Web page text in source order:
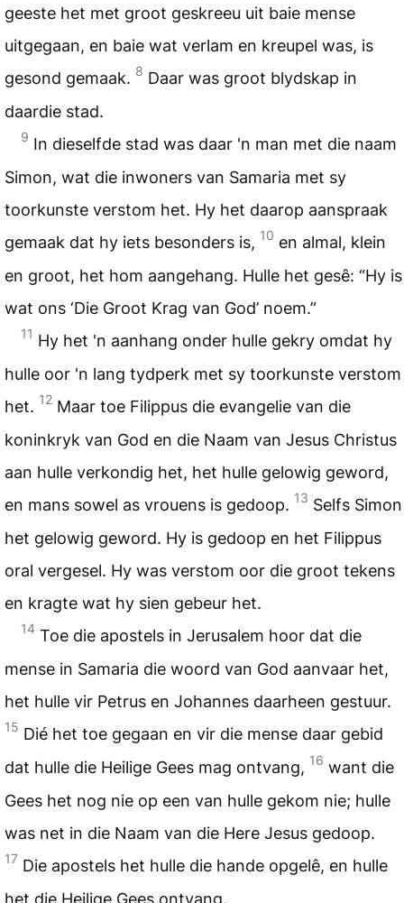
geeste het met groot geskreeu uit baie mense
uitgegaan, en baie wat verlam en kreupel was, is
gesond gemaak. 8 Daar was groot blydskap in
daardie stad.
9 In dieselfde stad was daar 'n man met die naam
Simon, wat die inwoners van Samaria met sy
toorkunste verstom het. Hy het daarop aanspraak
gemaak dat hy iets besonders is, 10 en almal, klein
en groot, het hom aangehang. Hulle het gesê: “Hy is
wat ons ‘Die Groot Krag van God’ noem.”
11 Hy het 'n aanhang onder hulle gekry omdat hy
hulle oor 'n lang tydperk met sy toorkunste verstom
het. 12 Maar toe Filippus die evangelie van die
koninkryk van God en die Naam van Jesus Christus
aan hulle verkondig het, het hulle gelowig geword,
en mans sowel as vrouens is gedoop. 13 Selfs Simon
het gelowig geword. Hy is gedoop en het Filippus
oral vergesel. Hy was verstom oor die groot tekens
en kragte wat hy sien gebeur het.
14 Toe die apostels in Jerusalem hoor dat die
mense in Samaria die woord van God aanvaar het,
het hulle vir Petrus en Johannes daarheen gestuur.
15 Dié het toe gegaan en vir die mense daar gebid
dat hulle die Heilige Gees mag ontvang, 16 want die
Gees het nog nie op een van hulle gekom nie; hulle
was net in die Naam van die Here Jesus gedoop.
17 Die apostels het hulle die hande opgelê, en hulle
het die Heilige Gees ontvang.